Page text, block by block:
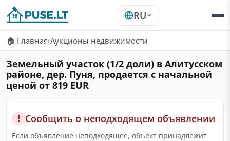
RU
🏠 Главная›Аукционы недвижимости
Земельный участок (1/2 доли) в Алитусском
районе, дер. Пуня, продается с начальной
ценой от 819 EUR
! Сообщить о неподходящем объявлении
Если объявление неподходящее, объект принадлежит